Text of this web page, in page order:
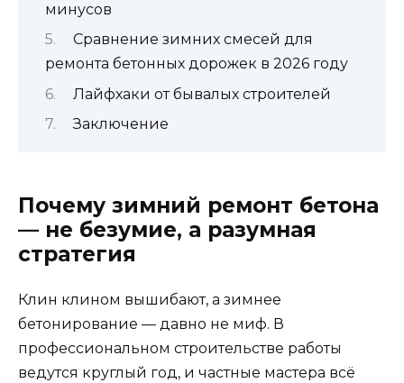
минусов
Сравнение зимних смесей для
ремонта бетонных дорожек в 2026 году
Лайфхаки от бывалых строителей
Заключение
Почему зимний ремонт бетона
— не безумие, а разумная
стратегия
Клин клином вышибают, а зимнее
бетонирование — давно не миф. В
профессиональном строительстве работы
ведутся круглый год, и частные мастера всё